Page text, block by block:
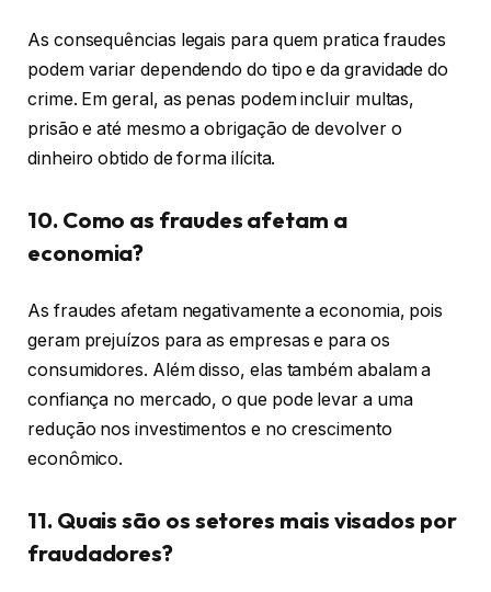
As consequências legais para quem pratica fraudes
podem variar dependendo do tipo e da gravidade do
crime. Em geral, as penas podem incluir multas,
prisão e até mesmo a obrigação de devolver o
dinheiro obtido de forma ilícita.
10. Como as fraudes afetam a
economia?
As fraudes afetam negativamente a economia, pois
geram prejuízos para as empresas e para os
consumidores. Além disso, elas também abalam a
confiança no mercado, o que pode levar a uma
redução nos investimentos e no crescimento
econômico.
11. Quais são os setores mais visados por
fraudadores?